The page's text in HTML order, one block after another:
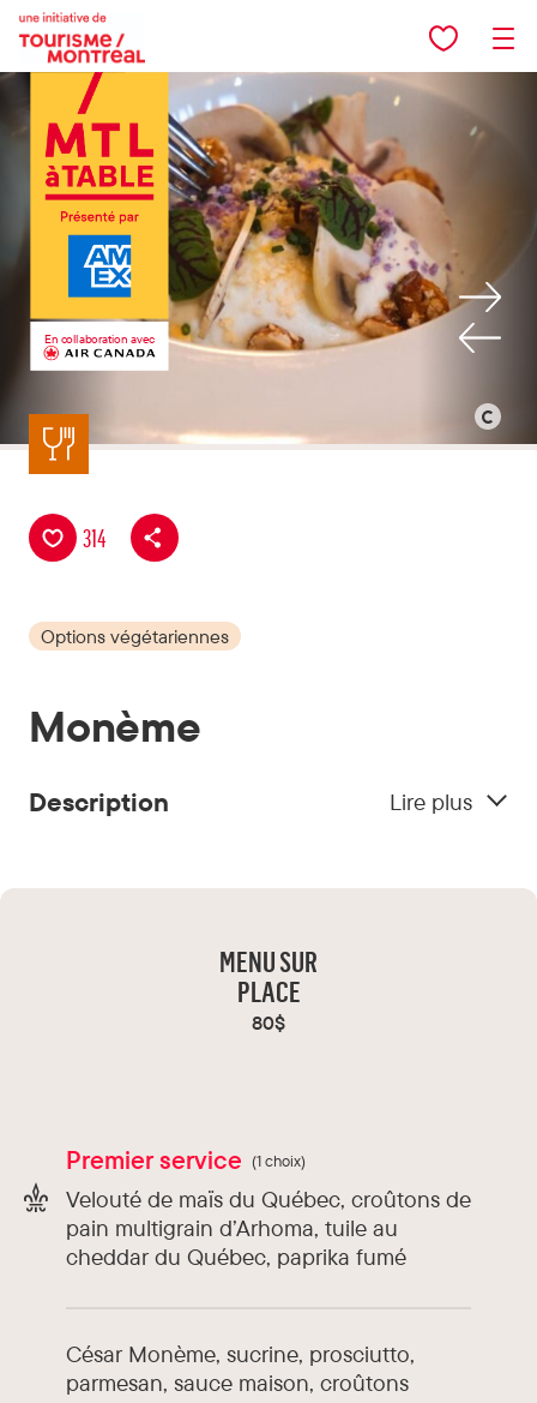
Aller au contenu principal
En collaboration avec
Retour à la liste
314
Options végétariennes
Monème
Description
Lire plus
baigné de lumière, le Monème promet une
France, Québec
MENU SUR
PLACE
80$
Premier service (1 choix)
Velouté de maïs du Québec, croûtons de
pain multigrain d’Arhoma, tuile au
cheddar du Québec, paprika fumé
César Monème, sucrine, prosciutto,
parmesan, sauce maison, croûtons